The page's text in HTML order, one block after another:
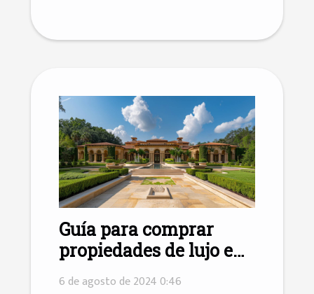
Guía para comprar
propiedades de lujo en
zonas exclusivas
6 de agosto de 2024 0:46